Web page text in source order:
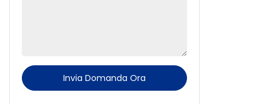
Invia Domanda Ora